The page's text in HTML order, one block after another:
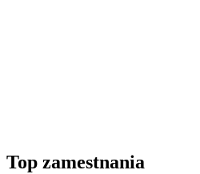
Top zamestnania